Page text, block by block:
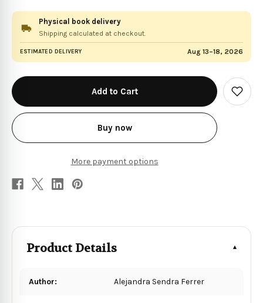
Physical book delivery
Shipping calculated at checkout.
ESTIMATED DELIVERY Aug 13–18, 2026
in
stock
Buy now
More payment options
Add
to
Product Details
Author: Alejandra Sendra Ferrer